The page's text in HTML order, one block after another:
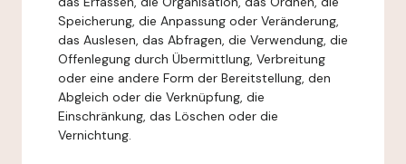
Speicherung, die Anpassung oder Veränderung,
das Auslesen, das Abfragen, die Verwendung, die
Offenlegung durch Übermittlung, Verbreitung
oder eine andere Form der Bereitstellung, den
Abgleich oder die Verknüpfung, die
Einschränkung, das Löschen oder die
Vernichtung.